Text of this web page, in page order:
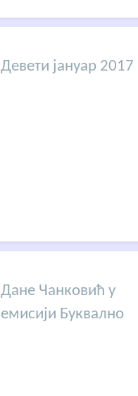
Девети јануар 2017
Дане Чанковић у
емисији Буквално